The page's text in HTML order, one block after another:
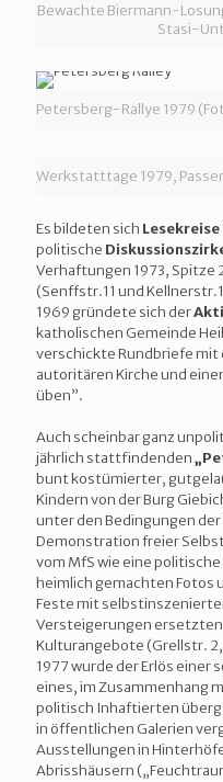
Bewachte Biermann-
Stasi-
Petersberg-Rallye 1979
Werkstatttage 1979,
Es bildeten sich Lesekreise
politische
Verhaftungen 1973, Spitze
(Senffstr.11 und
1969 gründete sich der
katholischen Gemeinde
verschickte Rundbriefe mit
autoritären Kirche und
üben”.
Auch scheinbar ganz
jährlich stattfindenden
bunt kostümierter,
Kindern von der Burg
unter den Bedingungen
Demonstration freier
vom MfS wie eine
heimlich gemachten
Feste mit
Versteigerungen
Kulturangebote (Grellstr.
1977 wurde der Erlös einer
eines, im Zusammenhang
politisch Inhaftierten
in öffentlichen Galerien
Ausstellungen in
Abrisshäusern